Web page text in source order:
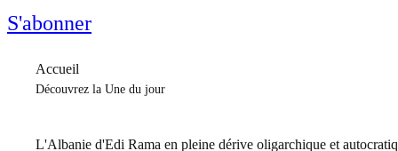
S'abonner
Accueil
Découvrez la Une du jour
L'Albanie d'Edi Rama en pleine dérive oligarchique et